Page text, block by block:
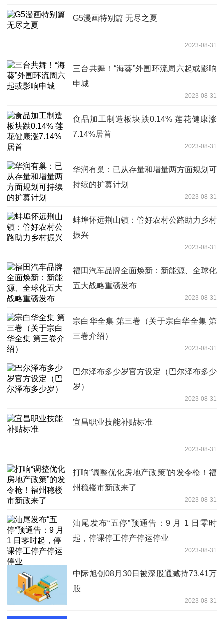
G5漫画特别篇 无尽之夏
2023-08-31
三台共舞！“海葵”外围环流周六起或影响
申城
2023-08-31
食品加工制造板块跌0.14% 莲花健康涨
7.14%居首
2023-08-31
华润有巢：已从存量和增量两方面规划可
持续的扩募计划
2023-08-31
蚌埠怀远荆山镇：管好农村公路助力乡村
振兴
2023-08-31
福田汽车品牌全面焕新：新能源、全球化
五大战略重磅发布
2023-08-31
宗白华全集 第三卷（关于宗白华全集 第
三卷介绍）
2023-08-31
巴尔泽布多少岁官方设定（巴尔泽布多少
岁）
2023-08-31
宜昌职业技能补贴标准
2023-08-31
打响“调整优化房地产政策”的发令枪！福
州稳楼市新政来了
2023-08-31
汕尾发布“五停”预通告：9 月 1 日零时
起，停课停工停产停运停业
2023-08-31
中际旭创08月30日被深股通减持73.41万
股
2023-08-31